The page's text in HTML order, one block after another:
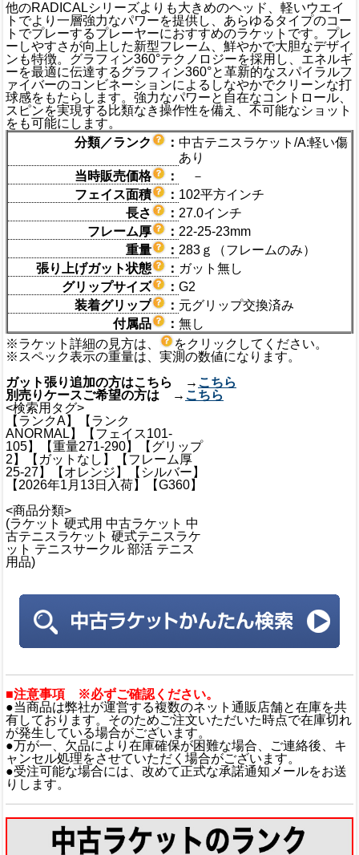
他のRADICALシリーズよりも大きめのヘッド、軽いウエイ
トでより一層強力なパワーを提供し、あらゆるタイプのコー
トでプレーするプレーヤーにおすすめのラケットです。プレ
ーしやすさが向上した新型フレーム、鮮やかで大胆なデザイ
ンも特徴。グラフィン360°テクノロジーを採用し、エネルギ
ーを最適に伝達するグラフィン360°と革新的なスパイラルフ
ァイバーのコンビネーションによるしなやかでクリーンな打
球感をもたらします。強力なパワーと自在なコントロール、
スピンを実現する比類なき操作性を備え、不可能なショット
をも可能にします。
分類／ランク
： 中古テニスラケット/A:軽い傷
あり
当時販売価格
：
－
フェイス面積
： 102平方インチ
長さ
： 27.0インチ
フレーム厚
： 22-25-23mm
重量
： 283ｇ（フレームのみ）
張り上げガット状態
： ガット無し
グリップサイズ
： G2
装着グリップ
： 元グリップ交換済み
付属品
： 無し
※ラケット詳細の見方は、
をクリックしてください。
※スペック表示の重量は、実測の数値になります。
ガット張り追加の方はこちら → こちら
別売りケースご希望の方は → こちら
<検索用タグ>
【ランクA】【ランク
ANORMAL】【フェイス101-
105】【重量271-290】【グリップ
2】【ガットなし】【フレーム厚
25-27】【オレンジ】【シルバー】
【2026年1月13日入荷】【G360】
<商品分類>
(ラケット 硬式用 中古ラケット 中
古テニスラケット 硬式テニスラケ
ット テニスサークル 部活 テニス
用品)
■注意事項 ※必ずご確認ください。
●当商品は弊社が運営する複数のネット通販店舗と在庫を共
有しております。そのためご注文いただいた時点で在庫切れ
が発生している場合がございます。
●万が一、欠品により在庫確保が困難な場合、ご連絡後、キ
ャンセル処理をさせていただく場合がございます。
●受注可能な場合には、改めて正式な承諾通知メールをお送
りします。